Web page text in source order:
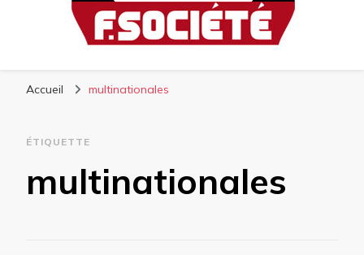
Accueil multinationales
ÉTIQUETTE
multinationales